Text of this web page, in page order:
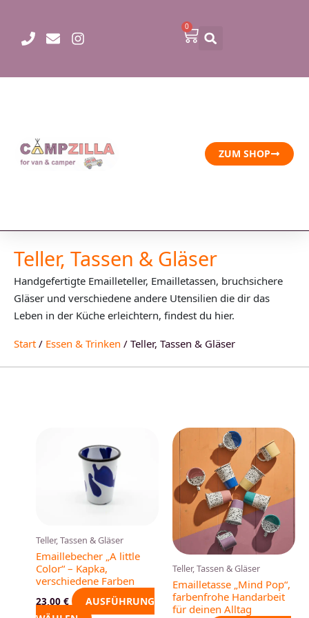
springen
0
Warenkorb
ZUM SHOP
Teller, Tassen & Gläser
Handgefertigte Emailleteller, Emailletassen, bruchsichere
Gläser und verschiedene andere Utensilien die dir das
Leben in der Küche erleichtern, findest du hier.
Start / Essen & Trinken / Teller, Tassen & Gläser
Teller, Tassen & Gläser
Emaillebecher „A little
Color“ – Kapka,
verschiedene Farben
23,00 €
AUSFÜHRUNG
Produkt
weist
mehrere
Varianten
Die
Optionen
können
auf
der
Teller, Tassen & Gläser
Emailletasse „Mind Pop“,
farbenfrohe Handarbeit
für deinen Alltag
Dieses
Produkt
weist
mehrere
Varianten
auf.
Die
Optionen
können
auf
der